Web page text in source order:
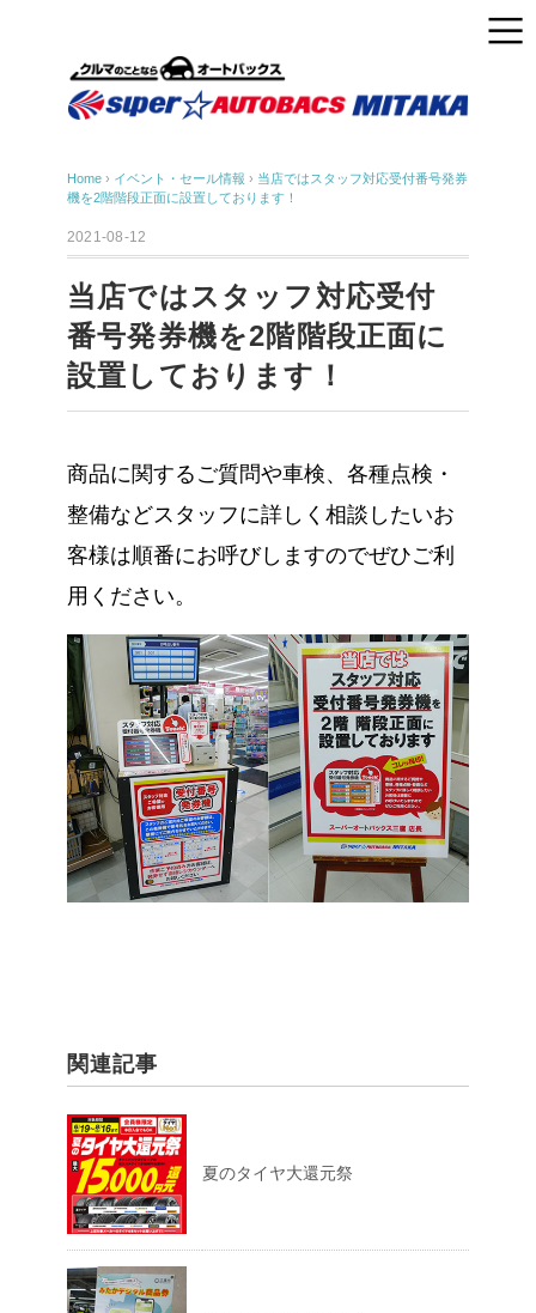
Home › イベント・セール情報 › 当店ではスタッフ対応受付番号発券
機を2階階段正面に設置しております！
2021-08-12
当店ではスタッフ対応受付
番号発券機を2階階段正面に
設置しております！
商品に関するご質問や車検、各種点検・
整備などスタッフに詳しく相談したいお
客様は順番にお呼びしますのでぜひご利
用ください。
関連記事
夏のタイヤ大還元祭